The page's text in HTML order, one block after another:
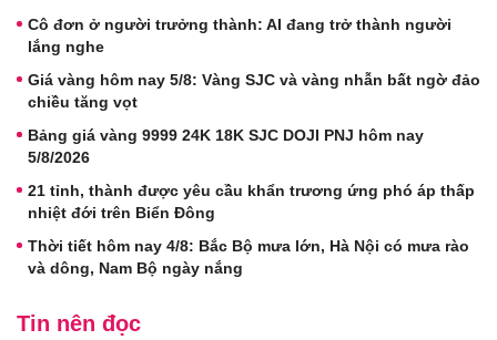
Cô đơn ở người trưởng thành: AI đang trở thành người
lắng nghe
Giá vàng hôm nay 5/8: Vàng SJC và vàng nhẫn bất ngờ đảo
chiều tăng vọt
Bảng giá vàng 9999 24K 18K SJC DOJI PNJ hôm nay
5/8/2026
21 tỉnh, thành được yêu cầu khẩn trương ứng phó áp thấp
nhiệt đới trên Biển Đông
Thời tiết hôm nay 4/8: Bắc Bộ mưa lớn, Hà Nội có mưa rào
và dông, Nam Bộ ngày nắng
Tin nên đọc